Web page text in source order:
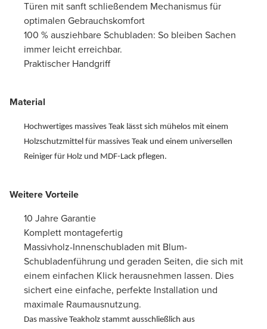
Türen mit sanft schließendem Mechanismus für
optimalen Gebrauchskomfort
100 % ausziehbare Schubladen: So bleiben Sachen
immer leicht erreichbar.
Praktischer Handgriff
Material
Hochwertiges massives Teak lässt sich mühelos mit einem
Holzschutzmittel für massives Teak und einem universellen
Reiniger für Holz und MDF-Lack pflegen.
Weitere Vorteile
10 Jahre Garantie
Komplett montagefertig
Massivholz-Innenschubladen mit Blum-
Schubladenführung und geraden Seiten, die sich mit
einem einfachen Klick herausnehmen lassen. Dies
sichert eine einfache, perfekte Installation und
maximale Raumausnutzung.
Das massive Teakholz stammt ausschließlich aus